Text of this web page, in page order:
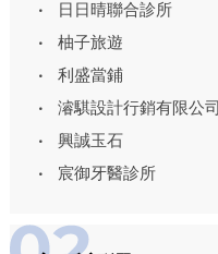
日日晴聯合診所
柚子旅遊
利盛當鋪
濬騏設計行銷有限公司
興誠玉石
宸御牙醫診所